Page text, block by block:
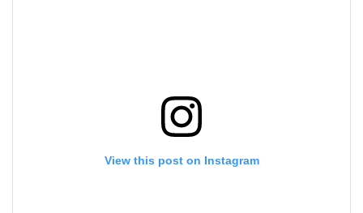
View this post on Instagram